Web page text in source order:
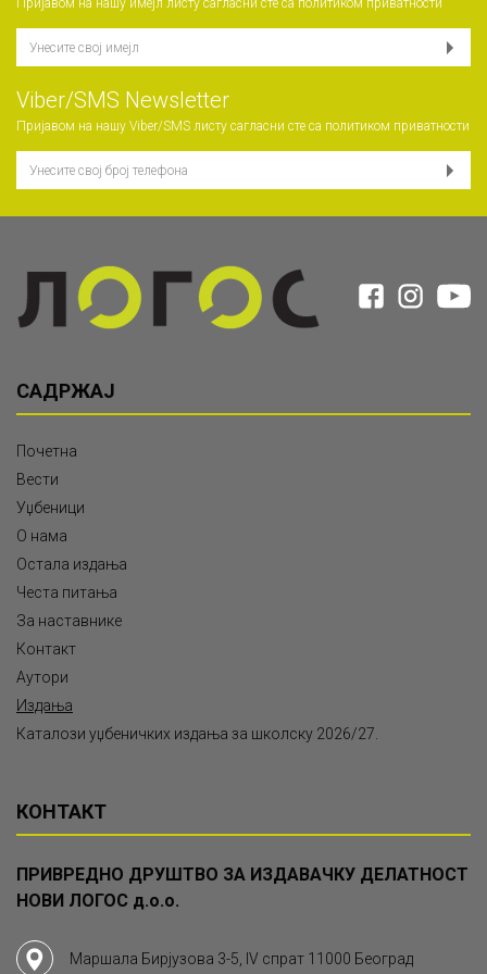
Пријавом на нашу имејл листу сагласни сте са политиком приватности
Viber/SMS Newsletter
Пријавом на нашу Viber/SMS листу сагласни сте са политиком приватности
САДРЖАЈ
Почетна
Вести
Уџбеници
О нама
Остала издања
Честа питања
За наставнике
Контакт
Аутори
Издања
Каталози уџбеничких издања за школску 2026/27.
КОНТАКТ
ПРИВРЕДНО ДРУШТВО ЗА ИЗДАВАЧКУ ДЕЛАТНОСТ
НОВИ ЛОГОС д.о.о.
Маршала Бирјузова 3-5, IV спрат 11000 Београд